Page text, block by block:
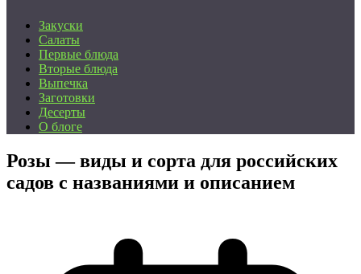
Закуски
Салаты
Первые блюда
Вторые блюда
Выпечка
Заготовки
Десерты
О блоге
Розы — виды и сорта для российских
садов с названиями и описанием